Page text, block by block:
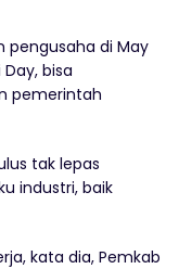
pengusaha di May
bisa
pemerintah
tak lepas
industri, baik
kata dia, Pemkab